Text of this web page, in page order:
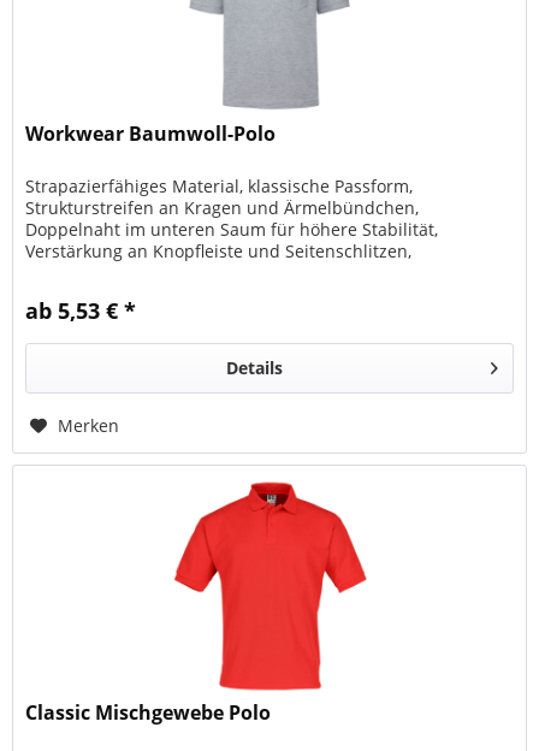
Workwear Baumwoll-Polo
Strapazierfähiges Material, klassische Passform,
Strukturstreifen an Kragen und Ärmelbündchen,
Doppelnaht im unteren Saum für höhere Stabilität,
Verstärkung an Knopfleiste und Seitenschlitzen,
ab 5,53 € *
Details
Merken
Classic Mischgewebe Polo